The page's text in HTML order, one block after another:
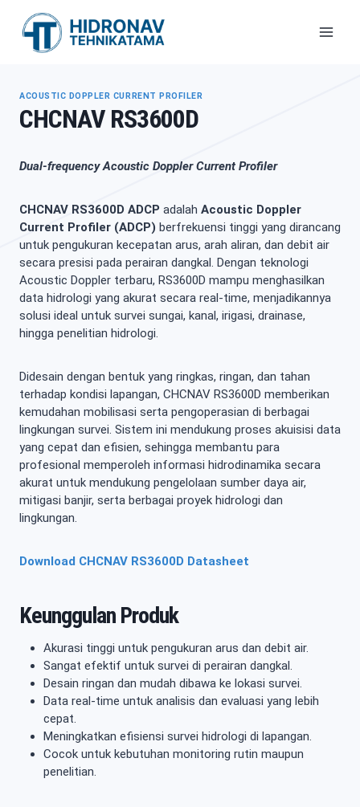
ACOUSTIC DOPPLER CURRENT PROFILER
CHCNAV RS3600D
Dual-frequency Acoustic Doppler Current Profiler
CHCNAV RS3600D ADCP adalah Acoustic Doppler
Current Profiler (ADCP) berfrekuensi tinggi yang dirancang
untuk pengukuran kecepatan arus, arah aliran, dan debit air
secara presisi pada perairan dangkal. Dengan teknologi
Acoustic Doppler terbaru, RS3600D mampu menghasilkan
data hidrologi yang akurat secara real-time, menjadikannya
solusi ideal untuk survei sungai, kanal, irigasi, drainase,
hingga penelitian hidrologi.
Didesain dengan bentuk yang ringkas, ringan, dan tahan
terhadap kondisi lapangan, CHCNAV RS3600D memberikan
kemudahan mobilisasi serta pengoperasian di berbagai
lingkungan survei. Sistem ini mendukung proses akuisisi data
yang cepat dan efisien, sehingga membantu para
profesional memperoleh informasi hidrodinamika secara
akurat untuk mendukung pengelolaan sumber daya air,
mitigasi banjir, serta berbagai proyek hidrologi dan
lingkungan.
Download CHCNAV RS3600D Datasheet
Keunggulan Produk
Akurasi tinggi untuk pengukuran arus dan debit air.
Sangat efektif untuk survei di perairan dangkal.
Desain ringan dan mudah dibawa ke lokasi survei.
Data real-time untuk analisis dan evaluasi yang lebih
cepat.
Meningkatkan efisiensi survei hidrologi di lapangan.
Cocok untuk kebutuhan monitoring rutin maupun
penelitian.